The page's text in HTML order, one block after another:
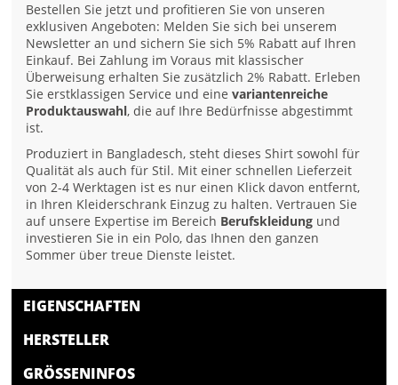
Bestellen Sie jetzt und profitieren Sie von unseren
exklusiven Angeboten: Melden Sie sich bei unserem
Newsletter an und sichern Sie sich 5% Rabatt auf Ihren
Einkauf. Bei Zahlung im Voraus mit klassischer
Überweisung erhalten Sie zusätzlich 2% Rabatt. Erleben
Sie erstklassigen Service und einevariantenreiche
Produktauswahl, die auf Ihre Bedürfnisse abgestimmt
ist.
Produziert in Bangladesch, steht dieses Shirt sowohl für
Qualität als auch für Stil. Mit einer schnellen Lieferzeit
von 2-4 Werktagen ist es nur einen Klick davon entfernt,
in Ihren Kleiderschrank Einzug zu halten. Vertrauen Sie
auf unsere Expertise im Bereich Berufskleidung und
investieren Sie in ein Polo, das Ihnen den ganzen
Sommer über treue Dienste leistet.
EIGENSCHAFTEN
HERSTELLER
GRÖSSENINFOS